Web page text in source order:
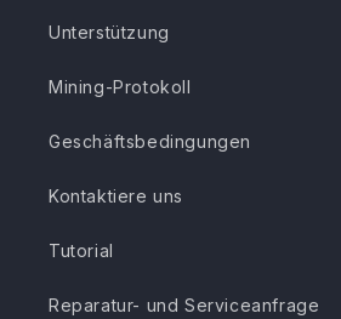
Unterstützung
Mining-Protokoll
Geschäftsbedingungen
Kontaktiere uns
Tutorial
Reparatur- und Serviceanfrage